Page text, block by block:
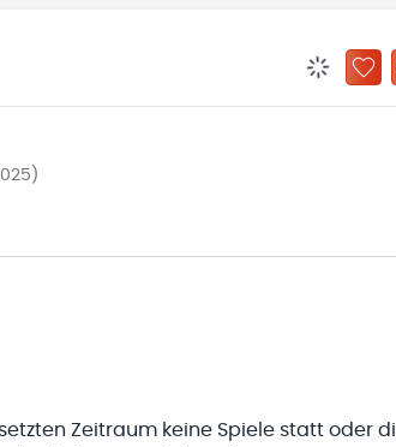
ZU
Zeitraum keine Spiele statt oder